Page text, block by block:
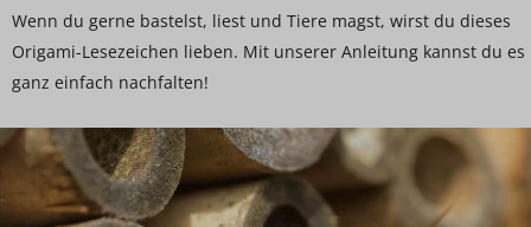
Wenn du gerne bastelst, liest und Tiere magst, wirst du dieses
Origami-Lesezeichen lieben. Mit unserer Anleitung kannst du es
ganz einfach nachfalten!